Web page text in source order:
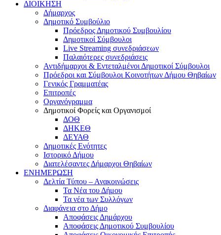
ΔΙΟΙΚΗΣΗ
Δήμαρχος
Δημοτικό Συμβούλιο
Πρόεδρος Δημοτικού Συμβουλίου
Δημοτικοί Σύμβουλοι
Live Streaming συνεδριάσεων
Παλαιότερες συνεδριάσεις
Αντιδήμαρχοι & Εντεταλμένοι Δημοτικοί Σύμβουλοι
Πρόεδροι και Σύμβουλοι Κοινοτήτων Δήμου Θηβαίων
Γενικός Γραμματέας
Επιτροπές
Οργανόγραμμα
Δημοτικοί Φορείς και Οργανισμοί
ΔΟΘ
ΔΗΚΕΘ
ΔΕΥΑΘ
Δημοτικές Ενότητες
Ιστορικό Δήμου
Διατελέσαντες Δήμαρχοι Θηβαίων
ΕΝΗΜΕΡΩΣΗ
Δελτία Τύπου – Ανακοινώσεις
Τα Νέα του Δήμου
Τα νέα των Συλλόγων
Διαφάνεια στο Δήμο
Αποφάσεις Δημάρχου
Αποφάσεις Δημοτικού Συμβουλίου